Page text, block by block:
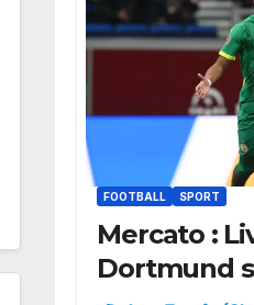
FOOTBALL SPORT
Mercato :
Dortmund